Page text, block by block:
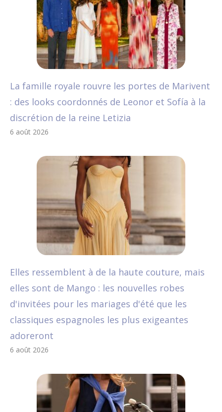
La famille royale rouvre les portes de Marivent
: des looks coordonnés de Leonor et Sofía à la
discrétion de la reine Letizia
6 août 2026
Elles ressemblent à de la haute couture, mais
elles sont de Mango : les nouvelles robes
d'invitées pour les mariages d'été que les
classiques espagnoles les plus exigeantes
adoreront
6 août 2026